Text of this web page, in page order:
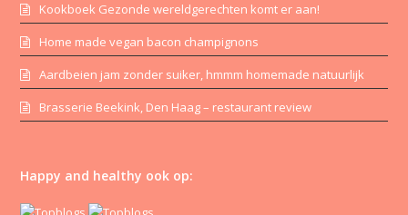
Kookboek Gezonde wereldgerechten komt er aan!
Home made vegan bacon champignons
Aardbeien jam zonder suiker, hmmm homemade natuurlijk
Brasserie Beekink, Den Haag – restaurant review
Happy and healthy ook op: